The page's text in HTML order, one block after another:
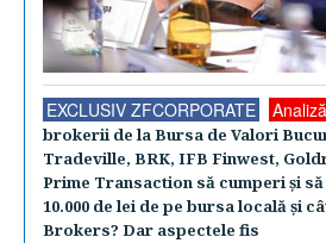
EXCLUSIV ZFCORPORATE Analiză
brokerii de la Bursa de Valori
Tradeville, BRK, IFB Finwest,
Prime Transaction să cumperi şi
10.000 de lei de pe bursa locală şi
Brokers? Dar aspectele fis